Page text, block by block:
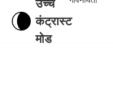
उच्च
कंट्रास्ट
मोड